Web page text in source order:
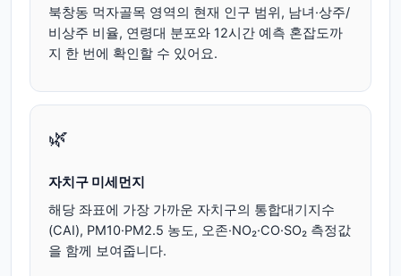
북창동 먹자골목 영역의 현재 인구 범위, 남녀·상주/
비상주 비율, 연령대 분포와 12시간 예측 혼잡도까
지 한 번에 확인할 수 있어요.
🌿
자치구 미세먼지
해당 좌표에 가장 가까운 자치구의 통합대기지수
(CAI), PM10·PM2.5 농도, 오존·NO₂·CO·SO₂ 측정값
을 함께 보여줍니다.